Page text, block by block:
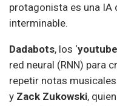
protagonista es una IA
interminable.
Dadabots, los ‘
red neural (RNN) para
repetir notas
y Zack Zukowski,